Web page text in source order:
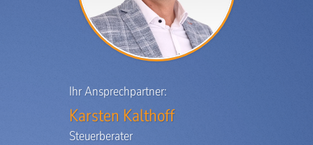
Erkrankungen schneller erkannt, frühzeitig behandelt
und Langzeitausfälle verhindert werden. Das führt zu
einer Senkung der Fehltage und zu erhöhter
und sozialabgabenfrei.
Ihr Ansprechpartner:
Karsten Kalthoff
Steuerberater